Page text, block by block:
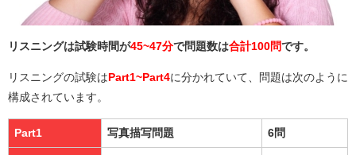
リスニングは試験時間が45~47分で問題数は合計100問です。
リスニングの試験は Part1~Part4に分かれていて、問題は次のように
構成されています。
Part1 写真描写問題 6問